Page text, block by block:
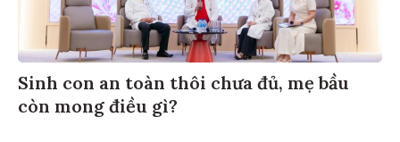
Sinh con an toàn thôi chưa đủ, mẹ bầu
còn mong điều gì?